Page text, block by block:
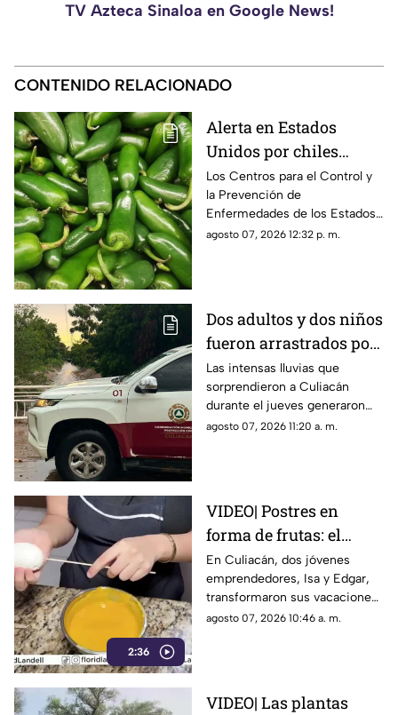
TV Azteca Sinaloa en Google News!
CONTENIDO RELACIONADO
Alerta en Estados
Unidos por chiles
jalapeños de Sinaloa:
Suman más de 300
enfermos por
Salmonella
Los Centros para el Control y
la Prevención de
Enfermedades de los Estados
Unidos (CDC) emitieron una
agosto 07, 2026 12:32 p. m.
Dos adultos y dos niños
fueron arrastrados por
un arroyo durante
intensas lluvias en
Culiacán
Las intensas lluvias que
sorprendieron a Culiacán
durante el jueves generaron
más de 20 emergencias en
agosto 07, 2026 11:20 a. m.
2:36
VIDEO| Postres en
forma de frutas: el
emprendimiento viral
de dos jóvenes en
Culiacán
En Culiacán, dos jóvenes
emprendedores, Isa y Edgar,
transformaron sus vacaciones
en un viral negocio de postres
agosto 07, 2026 10:46 a. m.
VIDEO| Las plantas